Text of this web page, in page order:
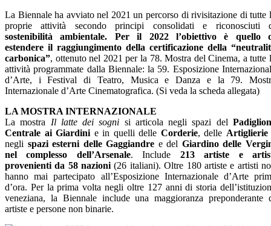
La Biennale ha avviato nel 2021 un percorso di rivisitazione di tutte
proprie attività secondo principi consolidati e riconosciuti
sostenibilità ambientale. Per il 2022 l’obiettivo è quello
estendere il raggiungimento della certificazione della
carbonica”, ottenuto nel 2021 per la 78. Mostra del Cinema, a tutte
attività programmate dalla Biennale: la 59. Esposizione
d’Arte, i Festival di Teatro, Musica e Danza e la 79.
Internazionale d’Arte Cinematografica. (Si veda la scheda allegata)
LA MOSTRA INTERNAZIONALE
La mostra Il latte dei sogni si articola negli spazi del
Centrale ai Giardini e in quelli delle Corderie, delle Artiglierie
negli spazi esterni delle Gaggiandre e del Giardino delle
nel complesso dell’Arsenale. Include 213 artiste e
provenienti da 58 nazioni (26 italiani). Oltre 180 artiste e artisti
hanno mai partecipato all’Esposizione Internazionale d’Arte
d’ora. Per la prima volta negli oltre 127 anni di storia
veneziana, la Biennale include una maggioranza preponderante
artiste e persone non binarie.